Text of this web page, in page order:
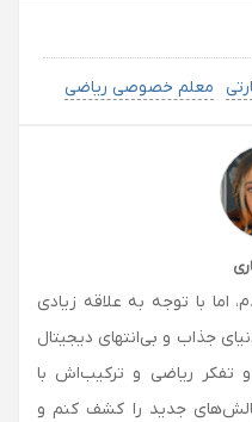
معلم خصوصی ریاضی
اما با توجه به علاقه زیادی
جذاب و بی‌انتهای دیجیتال
تفکر ریاضی و ترکیب‌اش با
جدید را کشف کنم و